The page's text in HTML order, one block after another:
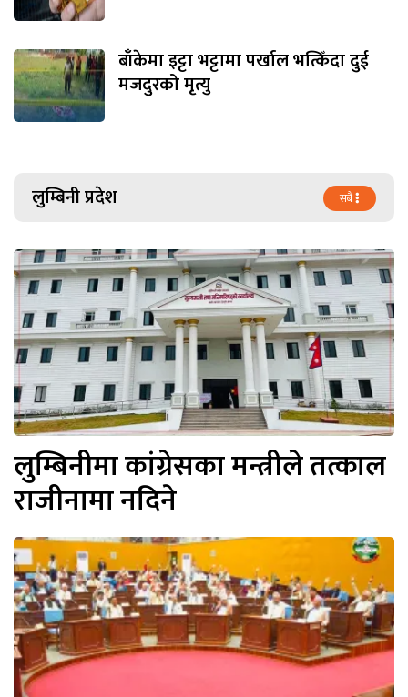
बाँकेमा इट्टा भट्टामा पर्खाल भत्किँदा दुई
मजदुरको मृत्यु
लुम्बिनी प्रदेश सबै
लुम्बिनीमा कांग्रेसका मन्त्रीले तत्काल
राजीनामा नदिने